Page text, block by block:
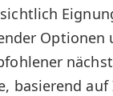
Optionen
basierend auf